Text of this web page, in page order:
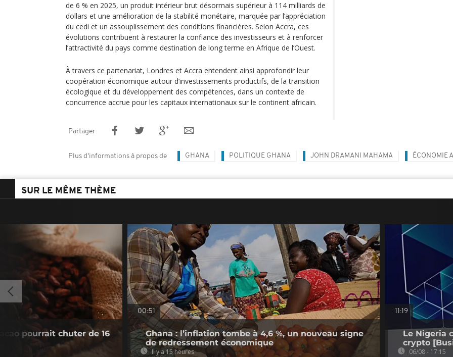
de 6 % en 2025, un produit intérieur brut désormais supérieur à 114 milliards de
dollars et une amélioration de la stabilité monétaire, marquée par l’appréciation
du cedi et un assouplissement des conditions financières. Selon Accra, ces
évolutions contribuent à restaurer la confiance des investisseurs et à renforcer
l’attractivité du pays comme destination de long terme en Afrique de l’Ouest.
À travers ce partenariat, Londres et Accra entendent ainsi approfondir leur
coopération économique autour d’investissements productifs, de la transition
écologique et du développement des compétences, dans un contexte de
concurrence accrue pour les capitaux internationaux sur le continent africain.
Partager
Plus d'informations à propos de GHANA POLITIQUE GHANA JOHN DRAMANI MAHAMA ÉCONOMIE
SUR LE MÊME THÈME
pourrait chuter de 16
00:51
Ghana : l’inflation tombe à 4,6 %, un nouveau signe
de redressement économique
Il y a 15 heures
11:19
Le Nigeria
crypto
06/08 - 17:15